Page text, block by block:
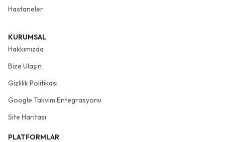
Hastaneler
KURUMSAL
Hakkımızda
Bize Ulaşın
Gizlilik Politikası
Google Takvim Entegrasyonu
Site Haritası
PLATFORMLAR